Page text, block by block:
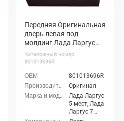
Передняя Оригинальная
дверь левая под
молдинг Лада Ларгус
(Кашемир 283)
Каталожный номер:
801013696R
801013696R
Оригинал
Лада Ларгус
5 мест, Лада
Ларгус 7